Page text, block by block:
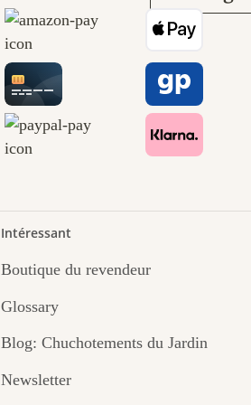
Intéressant
Boutique du revendeur
Glossary
Blog: Chuchotements du Jardin
Newsletter